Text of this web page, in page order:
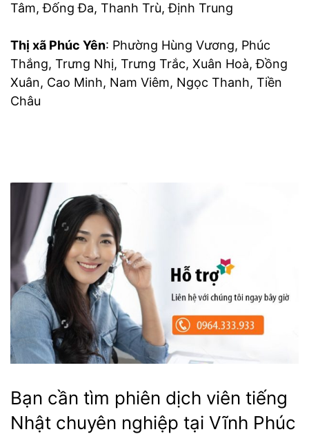
Tâm, Đống Đa, Thanh Trù, Định Trung
Thị xã Phúc Yên: Phường Hùng Vương, Phúc
Thắng, Trưng Nhị, Trưng Trắc, Xuân Hoà, Đồng
Xuân, Cao Minh, Nam Viêm, Ngọc Thanh, Tiền
Châu
Bạn cần tìm phiên dịch viên tiếng
Nhật chuyên nghiệp tại Vĩnh Phúc